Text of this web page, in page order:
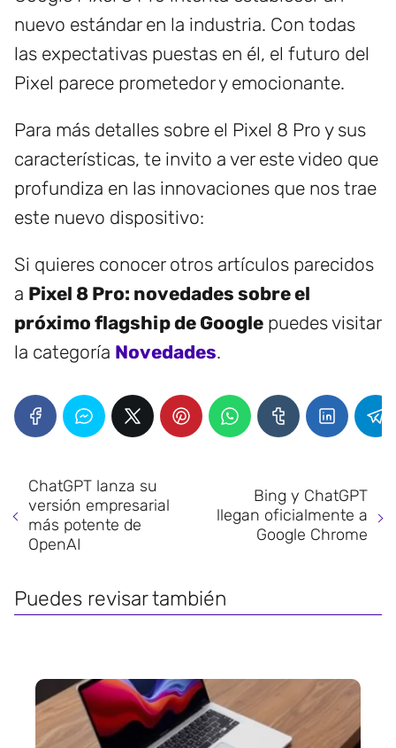
nuevo estándar en la industria. Con todas
las expectativas puestas en él, el futuro del
Pixel parece prometedor y emocionante.
Para más detalles sobre el Pixel 8 Pro y sus
características, te invito a ver este video que
profundiza en las innovaciones que nos trae
este nuevo dispositivo:
Si quieres conocer otros artículos parecidos
a Pixel 8 Pro: novedades sobre el
próximo flagship de Google puedes visitar
la categoría Novedades.
ChatGPT lanza su
versión empresarial
más potente de
OpenAI
Bing y ChatGPT
llegan oficialmente a
Google Chrome
Puedes revisar también